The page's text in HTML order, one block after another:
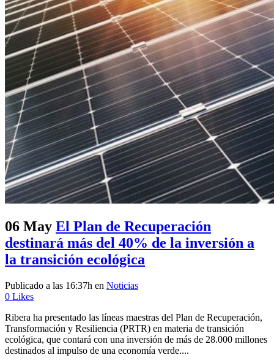
06 May El Plan de Recuperación
destinará más del 40% de la inversión a
la transición ecológica
Publicado a las 16:37h en Noticias
0 Likes
Ribera ha presentado las líneas maestras del Plan de Recuperación,
Transformación y Resiliencia (PRTR) en materia de transición
ecológica, que contará con una inversión de más de 28.000 millones
destinados al impulso de una economía verde....